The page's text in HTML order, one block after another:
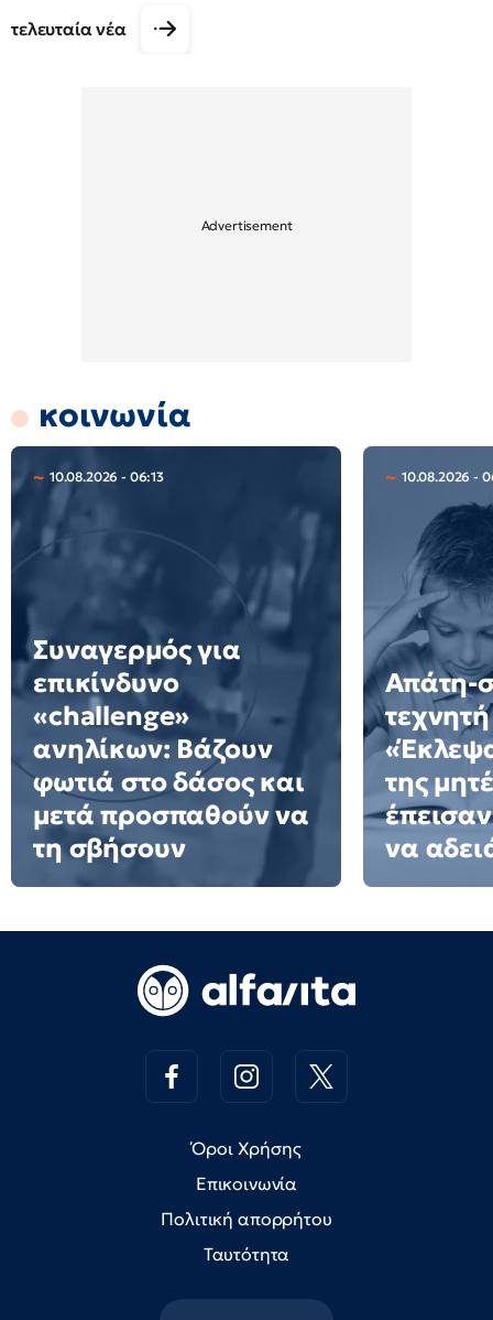
τελευταία νέα
κοινωνία
10.08.2026 - 06:13
Συναγερμός για
επικίνδυνο
«challenge»
ανηλίκων: Βάζουν
φωτιά στο δάσος και
μετά προσπαθούν να
τη σβήσουν
10.08.2026 -
Απάτη-
της
να
Όροι Χρήσης
Επικοινωνία
Πολιτική απορρήτου
Ταυτότητα